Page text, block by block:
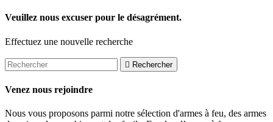
Veuillez nous excuser pour le désagrément.
Effectuez une nouvelle recherche
 Rechercher
Venez nous rejoindre
Nous vous proposons parmi notre sélection d'armes à feu, des armes